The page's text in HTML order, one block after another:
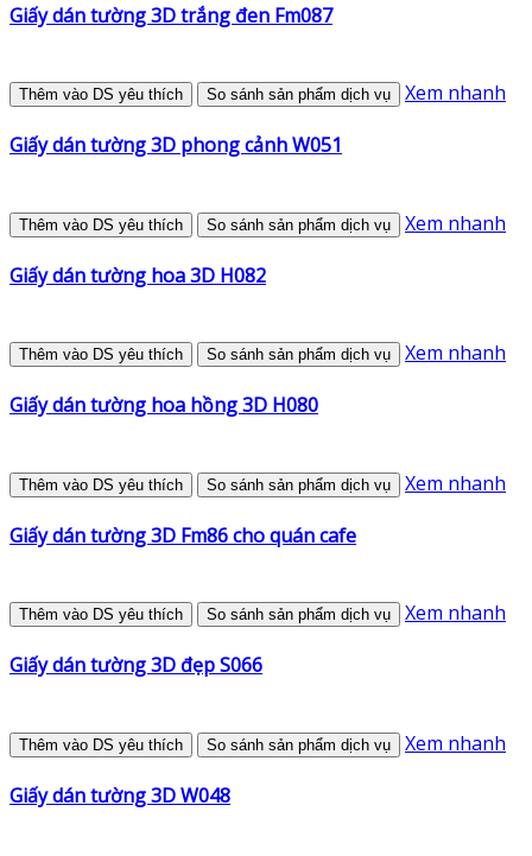
Giấy dán tường 3D trắng đen Fm087
Thêm vào DS yêu thích So sánh sản phẩm dịch vụ Xem nhanh
Giấy dán tường 3D phong cảnh W051
Thêm vào DS yêu thích So sánh sản phẩm dịch vụ Xem nhanh
Giấy dán tường hoa 3D H082
Thêm vào DS yêu thích So sánh sản phẩm dịch vụ Xem nhanh
Giấy dán tường hoa hồng 3D H080
Thêm vào DS yêu thích So sánh sản phẩm dịch vụ Xem nhanh
Giấy dán tường 3D Fm86 cho quán cafe
Thêm vào DS yêu thích So sánh sản phẩm dịch vụ Xem nhanh
Giấy dán tường 3D đẹp S066
Thêm vào DS yêu thích So sánh sản phẩm dịch vụ Xem nhanh
Giấy dán tường 3D W048